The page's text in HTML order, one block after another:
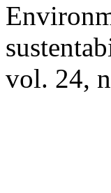
vol. 24,